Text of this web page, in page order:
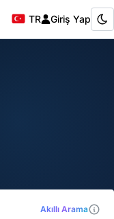
TR Giriş Yap
Akıllı Arama